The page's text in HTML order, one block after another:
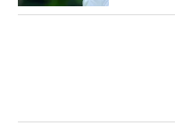
す」。表情に強い決